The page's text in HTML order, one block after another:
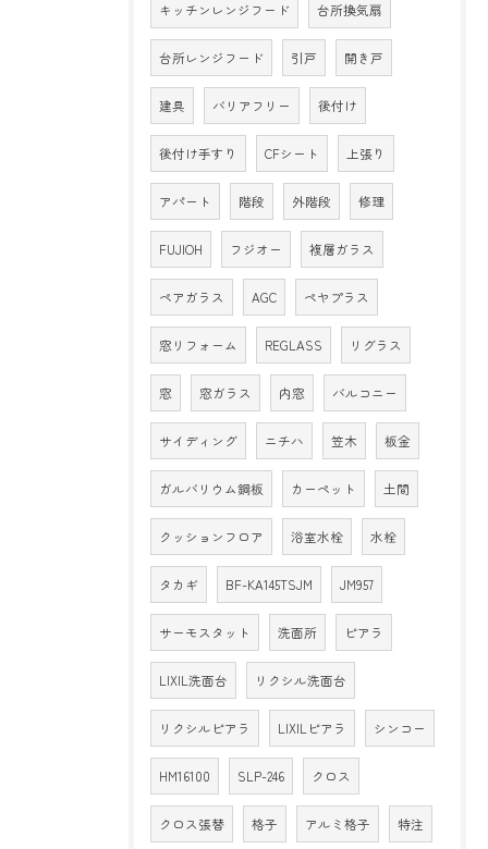
キッチンレンジフード 台所換気扇
台所レンジフード 引戸 開き戸
建具 バリアフリー 後付け
後付け手すり CFシート 上張り
アパート 階段 外階段 修理
FUJIOH フジオー 複層ガラス
ペアガラス AGC ペヤプラス
窓リフォーム REGLASS リグラス
窓 窓ガラス 内窓 バルコニー
サイディング ニチハ 笠木 板金
ガルバリウム鋼板 カーペット 土間
クッションフロア 浴室水栓 水栓
タカギ BF-KA145TSJM JM957
サーモスタット 洗面所 ピアラ
LIXIL洗面台 リクシル洗面台
リクシルピアラ LIXILピアラ シンコー
HM16100 SLP-246 クロス
クロス張替 格子 アルミ格子 特注